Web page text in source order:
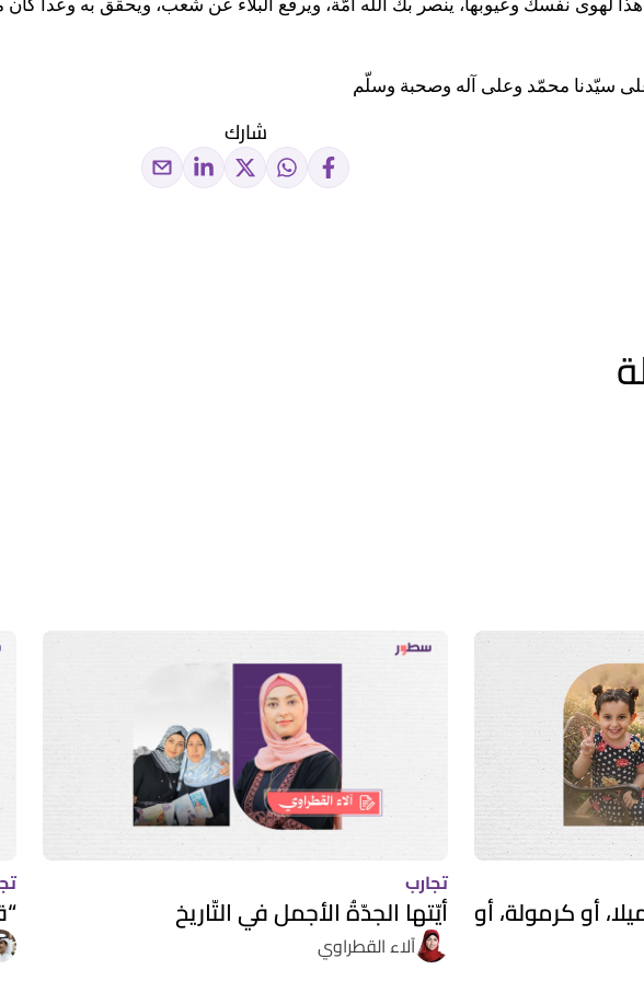
لهوى نفسك وعيوبها، ينصر بك الله أمّة، ويرفع البلاء عن شعب، ويحقّق به وعداً كان
سيّدنا محمّد وعلى آله وصحبة وسلّم
شارك
أو كرمولة، أو
تجارب
أيّتها الجدّةُ الأجمل في التّاريخ
آلاء القطراوي